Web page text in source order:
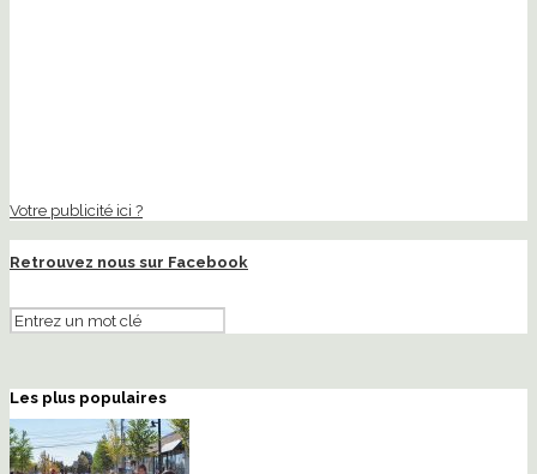
Votre publicité ici ?
Retrouvez nous sur Facebook
Les plus populaires